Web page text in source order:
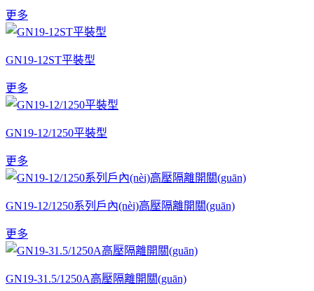
更多
GN19-12ST平裝型
更多
GN19-12/1250平裝型
更多
GN19-12/1250系列戶內(nèi)高壓隔離開關(guān)
更多
GN19-31.5/1250A高壓隔離開關(guān)